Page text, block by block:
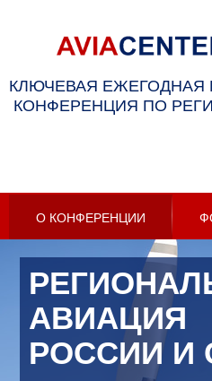
КЛЮЧЕВАЯ
КОНФЕРЕНЦИЯ ПО
О КОНФЕРЕНЦИИ
АВИАЦИЯ
РОССИИ И